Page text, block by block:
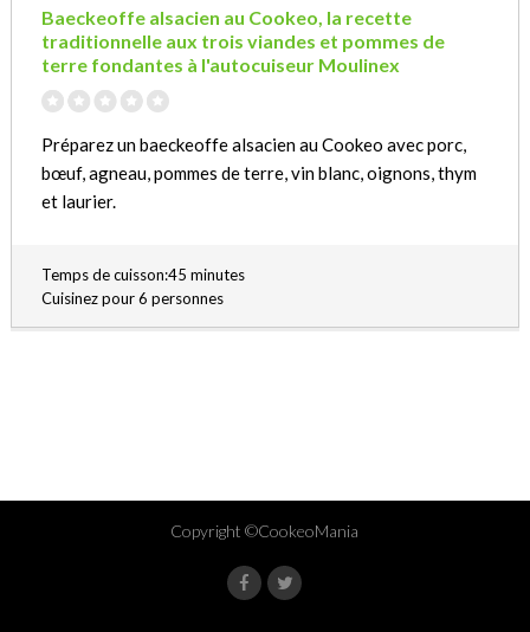
Baeckeoffe alsacien au Cookeo, la recette
traditionnelle aux trois viandes et pommes de
terre fondantes à l'autocuiseur Moulinex
Préparez un baeckeoffe alsacien au Cookeo avec porc,
bœuf, agneau, pommes de terre, vin blanc, oignons, thym
et laurier.
Temps de cuisson:45 minutes
Cuisinez pour 6 personnes
Copyright ©CookeoMania